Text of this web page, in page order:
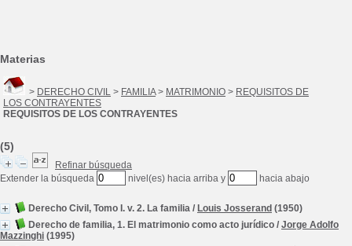
Materias
> DERECHO CIVIL > FAMILIA> MATRIMONIO > REQUISITOS DE
LOS CONTRAYENTES
REQUISITOS DE LOS CONTRAYENTES
(5)
Refinar búsqueda
Extender la búsqueda
nivel(es) hacia arriba y hacia abajo
Derecho Civil, Tomo I. v. 2. La familia / Louis Josserand (1950)
Derecho de familia, 1. El matrimonio como acto jurídico / Jorge Adolfo
Mazzinghi (1995)